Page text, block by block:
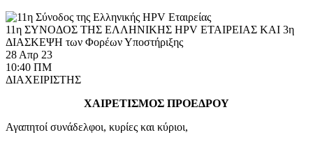
11η ΣΥΝΟΔΟΣ ΤΗΣ ΕΛΛΗΝΙΚΗΣ HPV ΕΤΑΙΡΕΙΑΣ ΚΑΙ 3η
ΔΙΑΣΚΕΨΗ των Φορέων Υποστήριξης
28 Απρ 23
10:40 ΠΜ
ΔΙΑΧΕΙΡΙΣΤΗΣ
ΧΑΙΡΕΤΙΣΜΟΣ ΠΡΟΕΔΡΟΥ
Αγαπητοί συνάδελφοι, κυρίες και κύριοι,